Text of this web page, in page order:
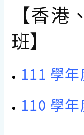
【香
班】
111 學
110 學